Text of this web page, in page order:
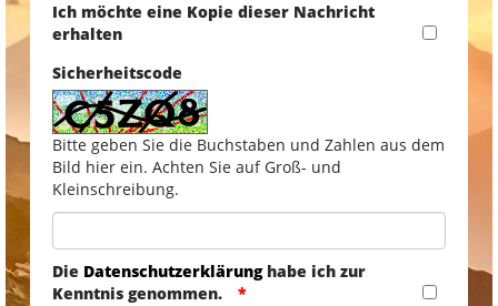
Ich möchte eine Kopie dieser Nachricht
erhalten
Sicherheitscode
Bitte geben Sie die Buchstaben und Zahlen aus dem
Bild hier ein. Achten Sie auf Groß- und
Kleinschreibung.
Die Datenschutzerklärunghabe ich zur
Kenntnis genommen.